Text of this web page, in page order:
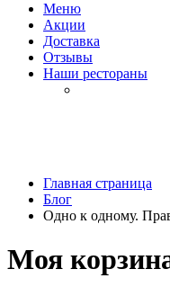
Меню
Акции
Доставка
Отзывы
Наши рестораны
Главная страница
Блог
Одно к одному.
Моя